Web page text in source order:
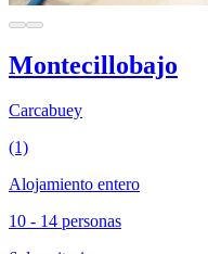
Montecillobajo
Carcabuey
(1)
Alojamiento entero
10 - 14 personas